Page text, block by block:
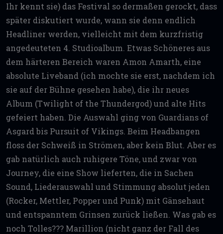
Ihr kennt sie) das Festival so dermaßen gerockt, dass
später diskutiert wurde, wann sie denn endlich
Headliner werden, vielleicht mit dem kurzfristig
angedeuteten 4. Studioalbum. Etwas Schöneres aus
dem härteren Bereich waren Amon Amarth, eine
absolute Liveband (ich mochte sie erst, nachdem ich
sie auf der Bühne gesehen habe), die ihr neues
Album (Twilight of the Thundergod) und alte Hits
gefeiert haben. Die Auswahl ging von Guardians of
Asgard bis Pursuit of Vikings. Beim Headbangen
floss der Schweiß in Strömen, aber kein Blut. Aber es
gab natürlich auch ruhigere Töne, und zwar von
Journey, die eine Show lieferten, die in Sachen
Sound, Liederauswahl und Stimmung absolut jeden
(Rocker, Mettler, Popper und Punk) mit Gänsehaut
und entspanntem Grinsen zurück ließen. Was gab es
noch Tolles??? Marillion (nicht ganz der Fall des